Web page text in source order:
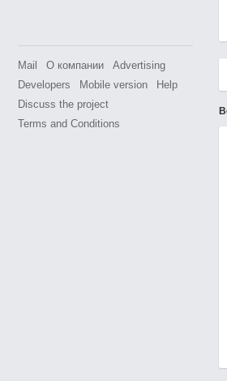
Mail О компании
Advertising
Developers
Mobile version
Help
Discuss the project
Terms and Conditions